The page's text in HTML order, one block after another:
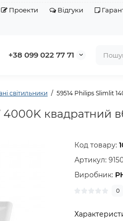
Проекти Відгуки
+38 099 022 77 71
світильники 59514 Philips Slimlit
4000K квадратний
Код товару:
Артикул:
Виробник:
0